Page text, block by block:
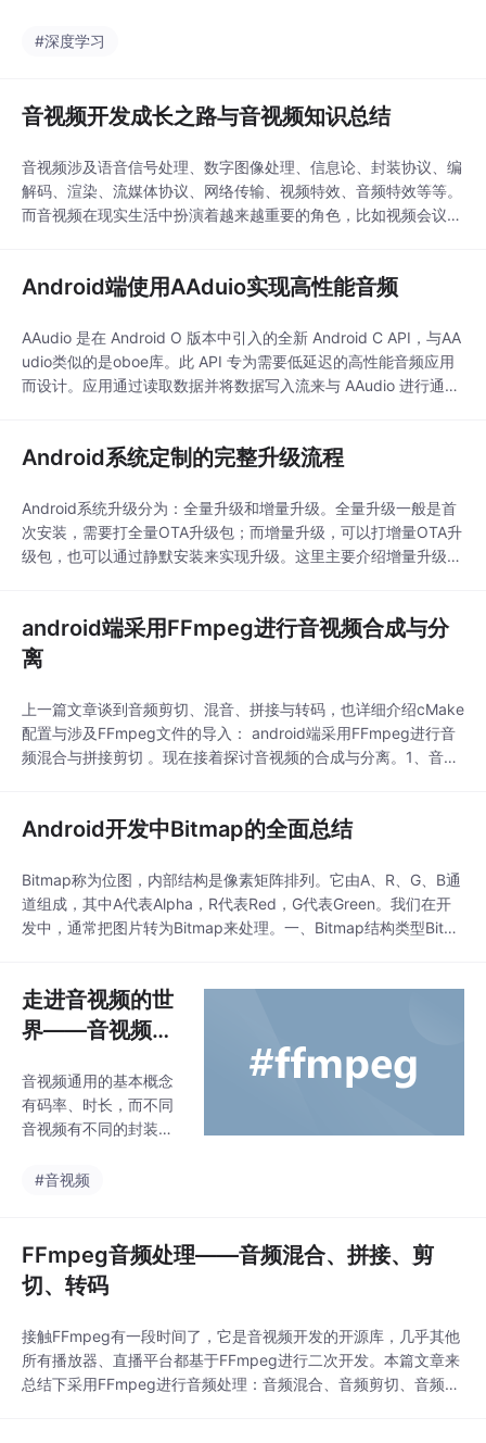
至出现在车载设备上。
睛”，使用openCV与深
度学习充当“大脑”。实
时车牌识别工作步骤：
摄像头抓拍—&gt;open
CV初步定位车牌位置—
&gt;二次确认车牌位置
车牌倾斜校正—&gt;车
牌字符切割—&gt;车牌
#深度学习
音视频开发成长之路与音视频知识总结
音视频涉及语音信号处理、数字图像处理、信息论、封装协议、编
解码、渲染、流媒体协议、网络传输、视频特效、音频特效等等。
而音视频在现实生活中扮演着越来越重要的角色，比如视频会议、
介绍：音视频开发基础、音视频进阶成长、音视频工作方向、音视
Android端使用AAduio实现高性能音频
AAudio 是在 Android O 版本中引入的全新 Android C API，与AA
udio类似的是oboe库。此 API 专为需要低延迟的高性能音频应用
而设计。应用通过读取数据并将数据写入流来与 AAudio 进行通
音频流来传入和传出数据。这些读
Android系统定制的完整升级流程
Android系统升级分为：全量升级和增量升级。全量升级一般是首
次安装，需要打全量OTA升级包；而增量升级，可以打增量OTA升
级包，也可以通过静默安装来实现升级。这里主要介绍增量升级的
包获取升级包一般有两种方式：
android端采用FFmpeg进行音视频合成与分
离
上一篇文章谈到音频剪切、混音、拼接与转码，也详细介绍cMake
配置与涉及FFmpeg文件的导入： android端采用FFmpeg进行音
频混合与拼接剪切 。现在接着探讨音视频的合成与分离。1、音频
ideo视频流：/**
Android开发中Bitmap的全面总结
Bitmap称为位图，内部结构是像素矩阵排列。它由A、R、G、B通
道组成，其中A代表Alpha，R代表Red，G代表Green。我们在开
发中，通常把图片转为Bitmap来处理。一、Bitmap结构类型Bitm
是RGB_565和ARG...
走进音视频的世
界——音视频的
音视频通用的基本概念
有码率、时长，而不同
音视频有不同的封装格
频关键参数有分辨率、
关键参数有采样率、声
道数、声道布局、音
质、采样数、采样位
大家详细探讨。...
#音视频
FFmpeg音频处理——音频混合、拼接、剪
切、转码
接触FFmpeg有一段时间了，它是音视频开发的开源库，几乎其他
所有播放器、直播平台都基于FFmpeg进行二次开发。本篇文章来
总结下采用FFmpeg进行音频处理：音频混合、音频剪切、音频拼